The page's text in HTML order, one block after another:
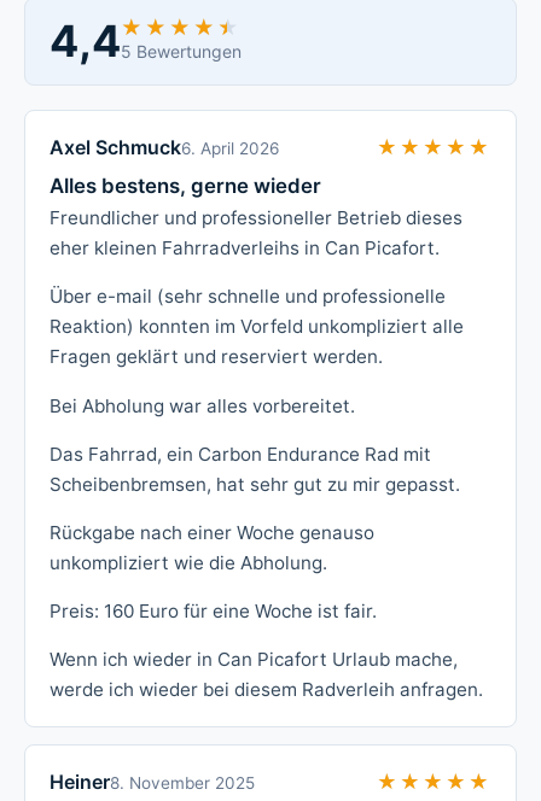
4,4★★★★★
★★★★★
5 Bewertungen
Axel Schmuck6. April 2026 ★★★★★
★★★★★
Alles bestens, gerne wieder
Freundlicher und professioneller Betrieb dieses
eher kleinen Fahrradverleihs in Can Picafort.
Über e-mail (sehr schnelle und professionelle
Reaktion) konnten im Vorfeld unkompliziert alle
Fragen geklärt und reserviert werden.
Bei Abholung war alles vorbereitet.
Das Fahrrad, ein Carbon Endurance Rad mit
Scheibenbremsen, hat sehr gut zu mir gepasst.
Rückgabe nach einer Woche genauso
unkompliziert wie die Abholung.
Preis: 160 Euro für eine Woche ist fair.
Wenn ich wieder in Can Picafort Urlaub mache,
werde ich wieder bei diesem Radverleih anfragen.
Heiner8. November 2025 ★★★★★
★★★★★